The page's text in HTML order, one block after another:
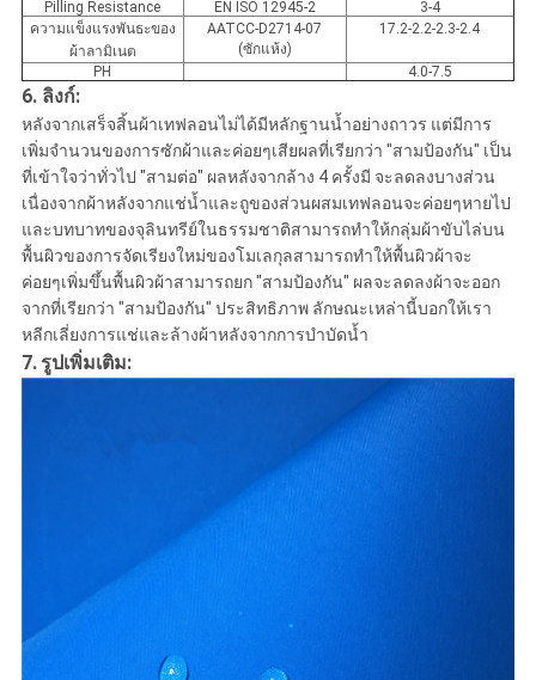
Pilling Resistance EN ISO 12945-2
3-4
ความแข็งแรงพันธะของ
ผ้าลามิเนต
AATCC-D2714-07
(ซักแห้ง)
17.2-2.2-2.3-2.4
PH 4.0-7.5
6. ลิงก์:
หลังจากเสร็จสิ้นผ้าเทฟลอนไม่ได้มีหลักฐานน้ำอย่างถาวร แต่มีการ
เพิ่มจำนวนของการซักผ้าและค่อยๆเสียผลที่เรียกว่า "สามป้องกัน" เป็น
ที่เข้าใจว่าทั่วไป "สามต่อ" ผลหลังจากล้าง 4 ครั้งมี จะลดลงบางส่วน
เนื่องจากผ้าหลังจากแช่น้ำและถูของส่วนผสมเทฟลอนจะค่อยๆหายไป
และบทบาทของจุลินทรีย์ในธรรมชาติสามารถทำให้กลุ่มผ้าขับไล่บน
พื้นผิวของการจัดเรียงใหม่ของโมเลกุลสามารถทำให้พื้นผิวผ้าจะ
ค่อยๆเพิ่มขึ้นพื้นผิวผ้าสามารถยก "สามป้องกัน" ผลจะลดลงผ้าจะออก
จากที่เรียกว่า "สามป้องกัน" ประสิทธิภาพ ลักษณะเหล่านี้บอกให้เรา
หลีกเลี่ยงการแช่และล้างผ้าหลังจากการบำบัดน้ำ
7. รูปเพิ่มเติม: